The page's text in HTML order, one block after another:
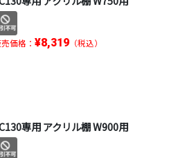
価格： ¥8,319（税込）
専用 アクリル棚 W900用